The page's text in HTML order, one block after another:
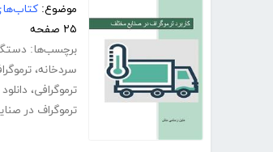
موضوع:
۲۵ صفحه
برچسب‌ها:
سردخانه،
ترموگرافی،
ترموگراف در